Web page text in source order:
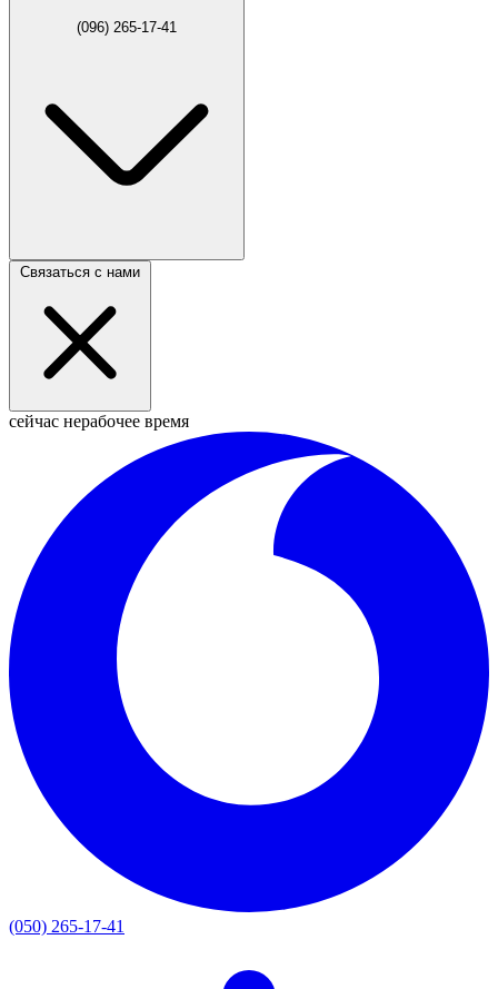
(096) 265-17-41
Связаться с нами
сейчас нерабочее время
(050) 265-17-41